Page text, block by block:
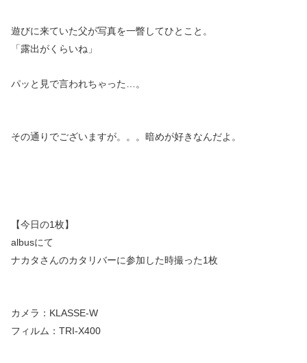
遊びに来ていた父が写真を一瞥してひとこと。
「露出がくらいね」
パッと見で言われちゃった…。
その通りでございますが。。。暗めが好きなんだよ。
【今日の1枚】
albusにて
ナカタさんのカタリバーに参加した時撮った1枚
カメラ：KLASSE-W
フィルム：TRI-X400